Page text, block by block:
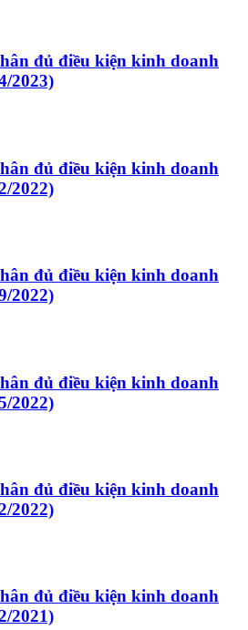
đủ điều kiện kinh doanh
2023)
đủ điều kiện kinh doanh
2022)
đủ điều kiện kinh doanh
2022)
đủ điều kiện kinh doanh
2022)
đủ điều kiện kinh doanh
2022)
đủ điều kiện kinh doanh
2021)